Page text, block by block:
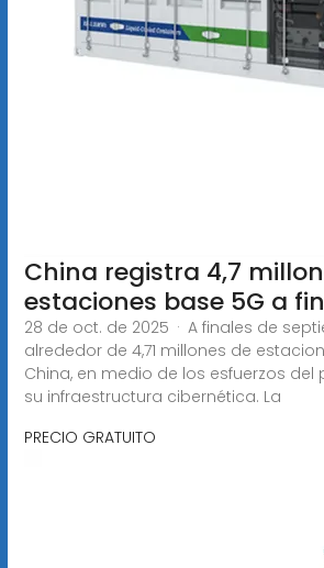
China registra 4,7
estaciones base 5G a
28 de oct. de 2025 · A finales de
alrededor de 4,71 millones de
China, en medio de los esfuerzos del
su infraestructura cibernética. La
PRECIO GRATUITO